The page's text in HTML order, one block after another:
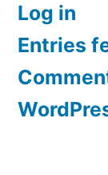
Log in
Entries